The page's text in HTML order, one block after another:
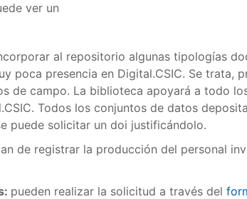
ver un
al repositorio algunas tipologías
poca presencia en Digital.CSIC. Se trata,
de campo. La biblioteca apoyará a todo
Todos los conjuntos de datos
puede solicitar un doi justificándolo.
de registrar la producción del personal
pueden realizar la solicitud a través del